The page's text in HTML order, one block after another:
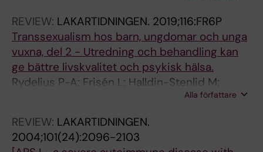
REVIEW: LAKARTIDNINGEN. 2019;116:FR6P
Transsexualism hos barn, ungdomar och unga
vuxna, del 2 - Utredning och behandling kan
ge bättre livskvalitet och psykisk hälsa.
Rydelius P-A; Frisén L; Halldin-Stenlid M;
Alla författare
REVIEW: LAKARTIDNINGEN.
2004;101(24):2096-2103